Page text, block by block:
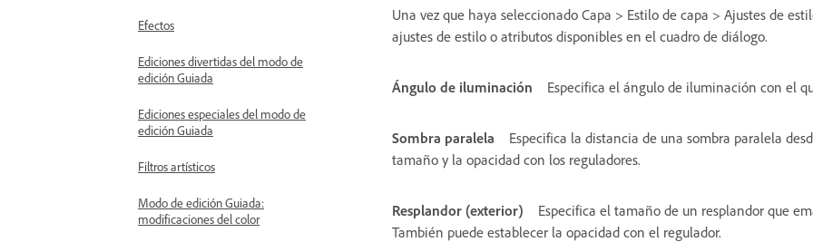
Efectos
Ediciones divertidas del modo de
edición Guiada
Ediciones especiales del modo de
edición Guiada
Filtros artísticos
Modo de edición Guiada:
modificaciones del color
Una vez que haya seleccionado Capa > Estilo de capa > Ajustes de
ajustes de estilo o atributos disponibles en el cuadro de diálogo.
Ángulo de iluminación Especifica el ángulo de iluminación con el
Sombra paralela
Especifica la distancia de una sombra paralela
tamaño y la opacidad con los reguladores.
Resplandor (exterior)
Especifica el tamaño de un resplandor que
También puede establecer la opacidad con el regulador.